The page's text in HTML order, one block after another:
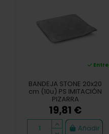
BANDEJA STONE 20x20
cm (10u) PS IMITACIÓN
PIZARRA
19,81 €
Añadir